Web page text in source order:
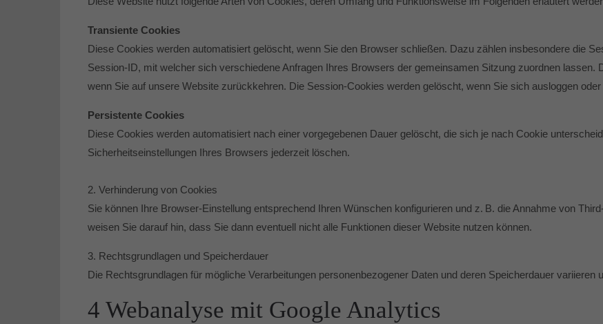
Transiente Cookies
Diese Cookies werden automatisiert gelöscht, wenn Sie den Browser schließen. Dazu zählen insbesondere die
Session-ID, mit welcher sich verschiedene Anfragen Ihres Browsers der gemeinsamen Sitzung zuordnen lassen.
wenn Sie auf unsere Website zurückkehren. Die Session-Cookies werden gelöscht, wenn Sie sich ausloggen
Persistente Cookies
Diese Cookies werden automatisiert nach einer vorgegebenen Dauer gelöscht, die sich je nach Cookie
Sicherheitseinstellungen Ihres Browsers jederzeit löschen.
2. Verhinderung von Cookies
Sie können Ihre Browser-Einstellung entsprechend Ihren Wünschen konfigurieren und z. B. die Annahme von
weisen Sie darauf hin, dass Sie dann eventuell nicht alle Funktionen dieser Website nutzen können.
3. Rechtsgrundlagen und Speicherdauer
Die Rechtsgrundlagen für mögliche Verarbeitungen personenbezogener Daten und deren Speicherdauer variieren
4 Webanalyse mit Google Analytics